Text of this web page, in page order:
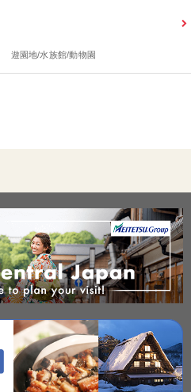
遊園地/水族館/動物園